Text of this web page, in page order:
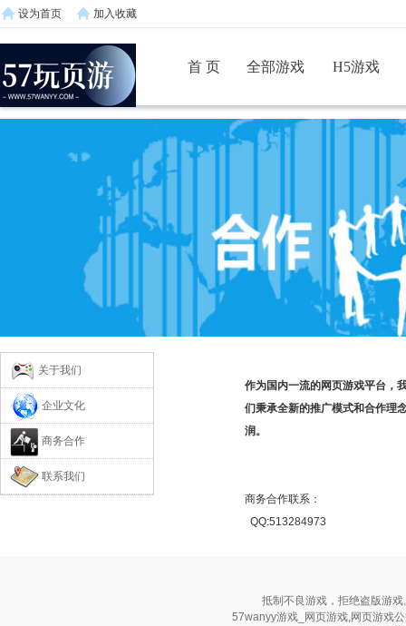
设为首页 加入收藏
首 页 全部游戏 H5游戏
关于我们
企业文化
商务合作
联系我们
作为国内一流的网页游戏平台，
们秉承全新的推广模式和合作理
润。
商务合作联系：
QQ:513284973
抵制不良游戏，拒绝盗版游
57wanyy游戏_网页游戏,网页游戏